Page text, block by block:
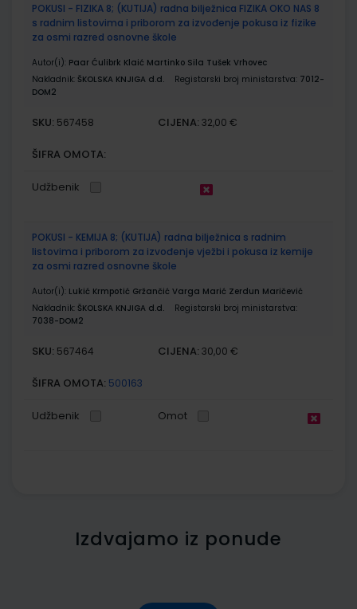
POKUSI - FIZIKA 8; (KUTIJA) radna bilježnica FIZIKA OKO NAS 8
s radnim listovima i priborom za izvođenje pokusa iz fizike
za osmi razred osnovne škole
Autor(i): Paar Ćulibrk Klaić Martinko Sila Tušek Vrhovec
Nakladnik: ŠKOLSKA KNJIGA d.d. Registarski broj ministarstva: 7012-
DOM2
SKU: 567458 CIJENA: 32,00 €
ŠIFRA OMOTA:
Udžbenik
POKUSI - KEMIJA 8; (KUTIJA) radna bilježnica s radnim
listovima i priborom za izvođenje vježbi i pokusa iz kemije
za osmi razred osnovne škole
Autor(i): Lukić Krmpotić Gržančić Varga Marić Zerdun Maričević
Nakladnik: ŠKOLSKA KNJIGA d.d.
Registarski broj ministarstva:
7038-DOM2
SKU: 567464 CIJENA: 30,00 €
ŠIFRA OMOTA: 500163
Udžbenik Omot
Izdvajamo iz ponude